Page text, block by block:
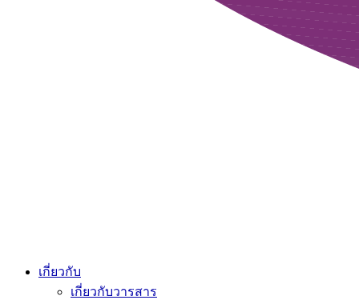
เกี่ยวกับ
เกี่ยวกับวารสาร